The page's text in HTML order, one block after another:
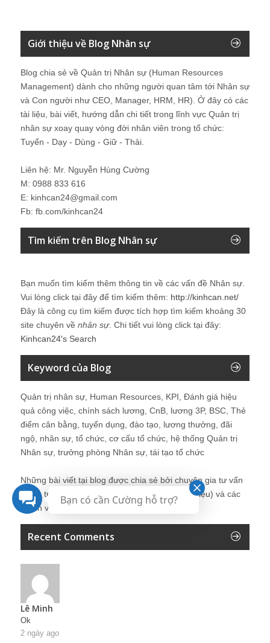
Giới thiệu về Blog Nhân sự
Blog chia sẻ về Quản trị Nhân sự (Human Resources
Management) dành cho những người quan tâm tới Nhân sự
và Con người như CEO, Manager, HRM, HR). Ở đây có các
tài liệu, bài viết, hướng dẫn chi tiết trong lĩnh vực Quản trị
nhân sự xoay quay vòng đời nhân viên trong tổ chức:
Tuyển - Dạy - Dùng - Giữ - Thải.
Liên hệ: Mr. Nguyễn Hùng Cường
M: 0988 833 616
E: kinhcan24@gmail.com
Fb: fb.com/kinhcan24
Tìm kiếm trên Blog Nhân sự
Bạn muốn tìm kiếm thêm thông tin về các vấn đề Nhân sự
Vui lòng click tại đây để tìm kiếm thêm: http://kinhcan.net/
Đây là công cụ tìm kiếm được tích hợp tìm kiếm khoảng 30
site chuyên về nhân sự. Chi tiết vui lòng click tại đây:
Kinhcan24′s Search
Keyword của Blog
Quản trị nhân sự, Human Resources, KPI, Đánh giá hiệu
quả công việc, chính sách lương, CnB, lương 3P, BSC, Thẻ
điểm cân bằng, tuyển dụng, đào tạo, lương thưởng, đãi
ngộ, nhân sự, tổ chức, cơ cấu tổ chức, hệ thống Quản trị
Nhân sự, trưởng phòng Nhân sự, tái tạo tổ chức
Những bài viết tại blog được chia sẻ bởi chuyên gia tư vấn
Quản trị Nhân sự Nguyễn Hùng Cường (
giới thiệu) và các
thành viên khác trong cộng đồng Nhân sự.
Recent Comments
Lê Minh
Ok
2 ngày ago
Bạn có cần Cường hỗ trợ?